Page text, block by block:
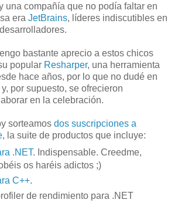
una compañía que no podía faltar en
era JetBrains, líderes indiscutibles en
bastante aprecio a estos chicos
popular Resharper, una herramienta
hace años, por lo que no dudé en
por supuesto, se ofrecieron
en la celebración.
sorteamos dos suscripciones a
, la suite de productos que incluye:
.NET. Indispensable. Creedme,
os haréis adictos ;)
C++.
de rendimiento para .NET